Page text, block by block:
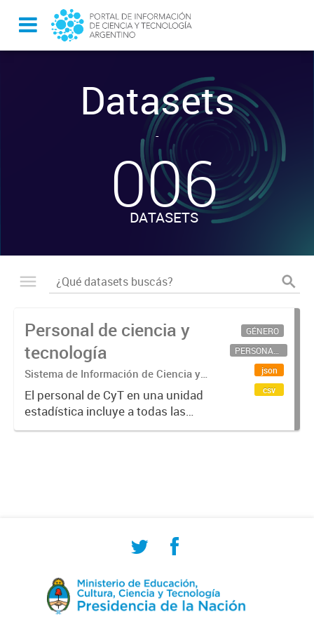
Datasets
-
006
DATASETS
Personal de ciencia y
tecnología
Sistema de Información de Ciencia y
Tecnología Argentino (SICYTAR)
El personal de CyT en una unidad
estadística incluye a todas las
personas involucradas
GÉNERO
PERSONAL CIENTÍFICO-TECNOLÓGICO
json
csv